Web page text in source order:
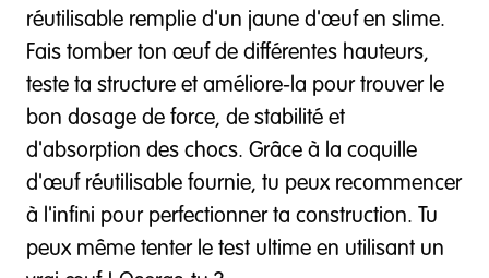
réutilisable remplie d'un jaune d'œuf en slime.
Fais tomber ton œuf de différentes hauteurs,
teste ta structure et améliore-la pour trouver le
bon dosage de force, de stabilité et
d'absorption des chocs. Grâce à la coquille
d'œuf réutilisable fournie, tu peux recommencer
à l'infini pour perfectionner ta construction. Tu
peux même tenter le test ultime en utilisant un